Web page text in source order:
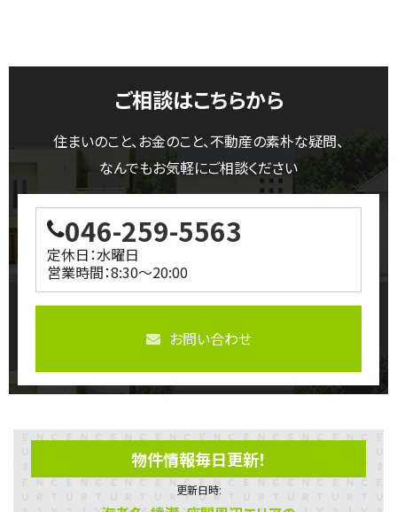
ご相談はこちらから
住まいのこと、お金のこと、不動産の素朴な疑問、
なんでもお気軽にご相談ください
046-259-5563
定休日：水曜日
営業時間：8:30～20:00
お問い合わせ
物件情報毎日更新！
更新日時: